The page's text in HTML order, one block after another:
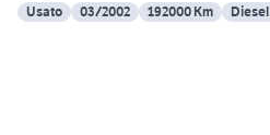
Usato
03/2002 192000 Km Diesel